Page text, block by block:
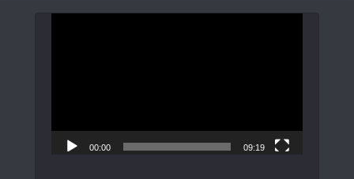
00:00 09:19